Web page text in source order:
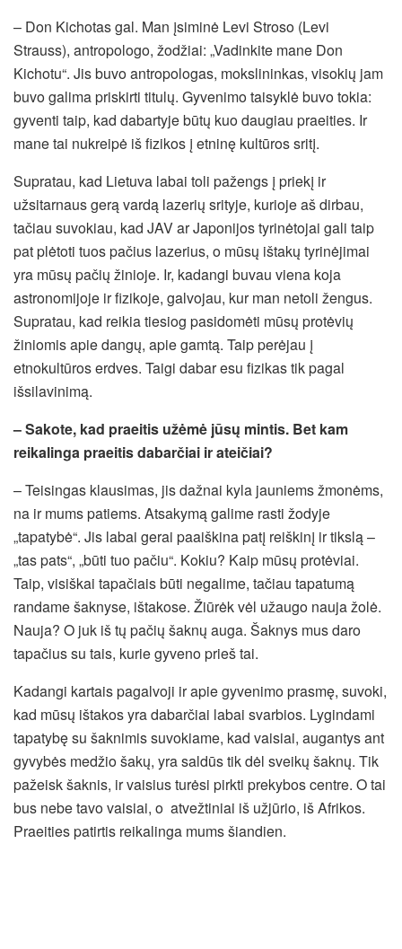
– Don Kichotas gal. Man įsiminė Levi Stroso (Levi
Strauss), antropologo, žodžiai: „Vadinkite mane Don
Kichotu“. Jis buvo antropologas, mokslininkas, visokių jam
buvo galima priskirti titulų. Gyvenimo taisyklė buvo tokia:
gyventi taip, kad dabartyje būtų kuo daugiau praeities. Ir
mane tai nukreipė iš fizikos į etninę kultūros sritį.
Supratau, kad Lietuva labai toli pažengs į priekį ir
užsitarnaus gerą vardą lazerių srityje, kurioje aš dirbau,
tačiau suvokiau, kad JAV ar Japonijos tyrinėtojai gali taip
pat plėtoti tuos pačius lazerius, o mūsų ištakų tyrinėjimai
yra mūsų pačių žinioje. Ir, kadangi buvau viena koja
astronomijoje ir fizikoje, galvojau, kur man netoli žengus.
Supratau, kad reikia tiesiog pasidomėti mūsų protėvių
žiniomis apie dangų, apie gamtą. Taip perėjau į
etnokultūros erdves. Taigi dabar esu fizikas tik pagal
išsilavinimą.
– Sakote, kad praeitis užėmė jūsų mintis. Bet kam
reikalinga praeitis dabarčiai ir ateičiai?
– Teisingas klausimas, jis dažnai kyla jauniems žmonėms,
na ir mums patiems. Atsakymą galime rasti žodyje
„tapatybė“. Jis labai gerai paaiškina patį reiškinį ir tikslą –
„tas pats“, „būti tuo pačiu“. Kokiu? Kaip mūsų protėviai.
Taip, visiškai tapačiais būti negalime, tačiau tapatumą
randame šaknyse, ištakose. Žiūrėk vėl užaugo nauja žolė.
Nauja? O juk iš tų pačių šaknų auga. Šaknys mus daro
tapačius su tais, kurie gyveno prieš tai.
Kadangi kartais pagalvoji ir apie gyvenimo prasmę, suvoki,
kad mūsų ištakos yra dabarčiai labai svarbios. Lygindami
tapatybę su šaknimis suvokiame, kad vaisiai, augantys ant
gyvybės medžio šakų, yra saldūs tik dėl sveikų šaknų. Tik
pažeisk šaknis, ir vaisius turėsi pirkti prekybos centre. O tai
bus nebe tavo vaisiai, o atvežtiniai iš užjūrio, iš Afrikos.
Praeities patirtis reikalinga mums šiandien.